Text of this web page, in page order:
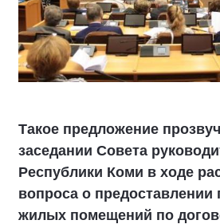
Такое предложение
заседании Совета
Республики Коми в ходе
вопроса о предоставлении
жилых помещений по